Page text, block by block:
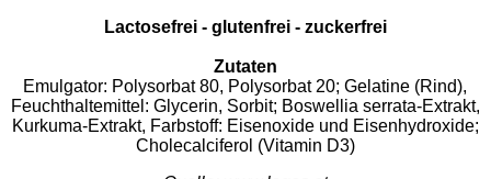
Lactosefrei - glutenfrei - zuckerfrei
Zutaten
Emulgator: Polysorbat 80, Polysorbat 20; Gelatine (Rind),
Feuchthaltemittel: Glycerin, Sorbit; Boswellia serrata-Extrakt,
Kurkuma-Extrakt, Farbstoff: Eisenoxide und Eisenhydroxide;
Cholecalciferol (Vitamin D3)